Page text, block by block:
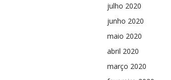
julho 2020
junho 2020
maio 2020
abril 2020
março 2020